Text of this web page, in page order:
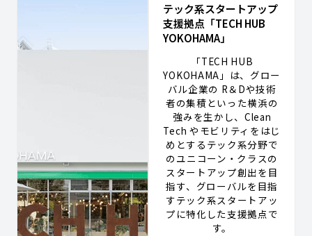
テック系スタートアップ
支援拠点「TECH HUB
YOKOHAMA」
「TECH HUB
YOKOHAMA」は、グロー
バル企業の R＆Dや技術
者の集積といった横浜の
強みを生かし、Clean
Tech やモビリティをはじ
めとするテック系分野で
のユニコーン・クラスの
スタートアップ創出を目
指す、グローバルを目指
すテック系スタートアッ
プに特化した支援拠点で
す。